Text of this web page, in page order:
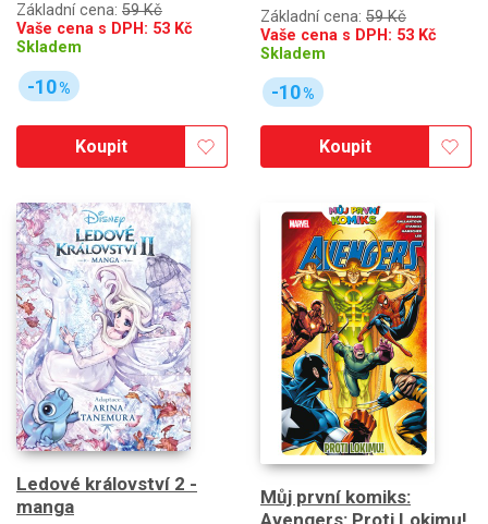
Základní cena: 59 Kč
Vaše cena s DPH: 53 Kč
Skladem
-10%
Koupit
Základní cena: 59 Kč
Vaše cena s DPH: 53 Kč
Skladem
-10%
Koupit
Ledové království 2 -
manga
Můj první komiks: